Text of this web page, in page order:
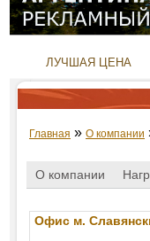
ЛУЧШАЯ ЦЕНА
Главная » О компании
О компании
Офис м.